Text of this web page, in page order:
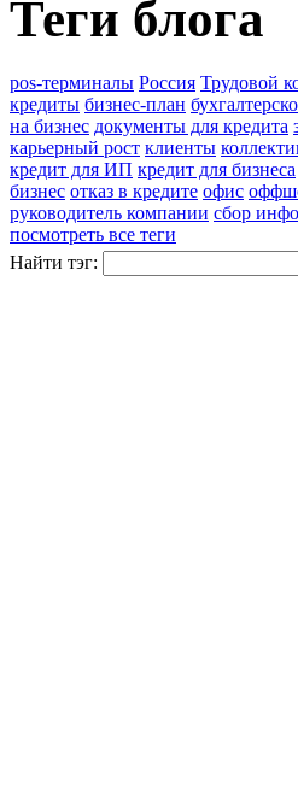
Теги блога
pos-терминалы Россия Трудовой
кредиты бизнес-план
на бизнес документы для кредита
карьерный рост клиенты
кредит для ИП кредит для бизнеса
бизнес отказ в кредите офис
руководитель компании сбор
посмотреть все теги
Найти тэг: